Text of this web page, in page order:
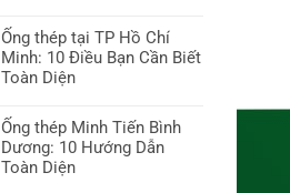
Sắt
thép
Bình
Dương:
Bí
quyết
Chọn,
có
bình
luận
Giá
ống
kẽm
hôm
Ống thép tại TP Hồ Chí
Minh: 10 Điều Bạn Cần Biết
Toàn Diện
có
bình
luận
Ống thép Minh Tiến Bình
Dương: 10 Hướng Dẫn
Toàn Diện